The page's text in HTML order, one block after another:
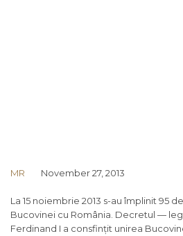
MR November 27, 2013
La 15 noiembrie 2013 s-au împlinit 95
Bucovinei cu România. Decretul —
Ferdinand I a consfințit unirea